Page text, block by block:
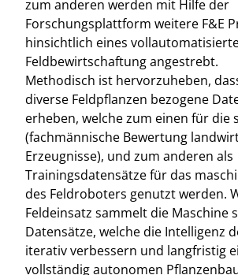
zum anderen werden mit Hilfe der
Forschungsplattform weitere F&E
hinsichtlich eines
Feldbewirtschaftung angestrebt.
Methodisch ist hervorzuheben,
diverse Feldpflanzen bezogene
erheben, welche zum einen für die
(fachmännische Bewertung
Erzeugnisse), und zum anderen als
Trainingsdatensätze für das
des Feldroboters genutzt werden.
Feldeinsatz sammelt die Maschine
Datensätze, welche die Intelligenz
iterativ verbessern und langfristig
vollständig autonomen